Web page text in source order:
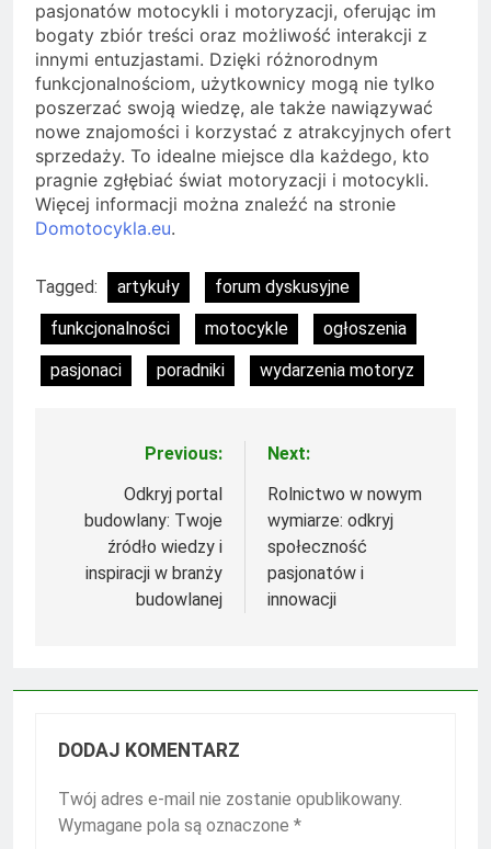
pasjonatów motocykli i motoryzacji, oferując im
bogaty zbiór treści oraz możliwość interakcji z
innymi entuzjastami. Dzięki różnorodnym
funkcjonalnościom, użytkownicy mogą nie tylko
poszerzać swoją wiedzę, ale także nawiązywać
nowe znajomości i korzystać z atrakcyjnych ofert
sprzedaży. To idealne miejsce dla każdego, kto
pragnie zgłębiać świat motoryzacji i motocykli.
Więcej informacji można znaleźć na stronie
Domotocykla.eu.
Tagged: artykuły
forum dyskusyjne
funkcjonalności
motocykle
ogłoszenia
pasjonaci
poradniki wydarzenia motoryz
Nawigacja
wpisu
Previous:
Odkryj portal
budowlany: Twoje
źródło wiedzy i
inspiracji w branży
budowlanej
Next:
Rolnictwo w nowym
wymiarze: odkryj
społeczność
pasjonatów i
innowacji
DODAJ KOMENTARZ
Twój adres e-mail nie zostanie opublikowany.
Wymagane pola są oznaczone *